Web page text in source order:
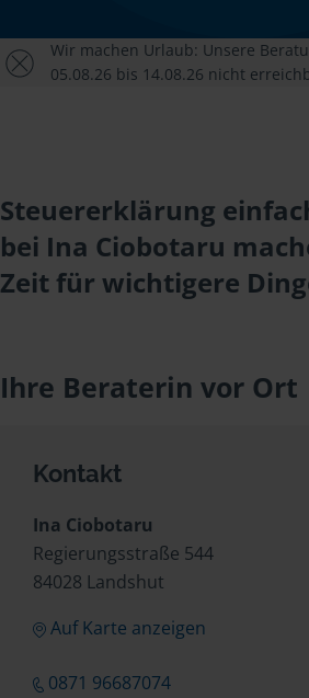
Wir machen Urlaub: Unsere
05.08.26 bis 14.08.26 nicht
Steuererklärung
bei Ina Ciobotaru
Zeit für wichtigere
Ihre Beraterin vor Ort
Kontakt
Ina Ciobotaru
Regierungsstraße 544
84028 Landshut
Auf Karte anzeigen
0871 96687074